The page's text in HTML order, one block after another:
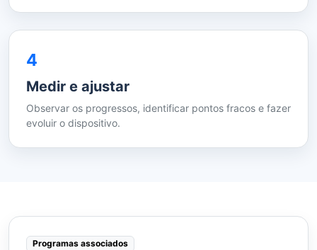
4
Medir e ajustar
Observar os progressos, identificar pontos fracos e fazer
evoluir o dispositivo.
Programas associados